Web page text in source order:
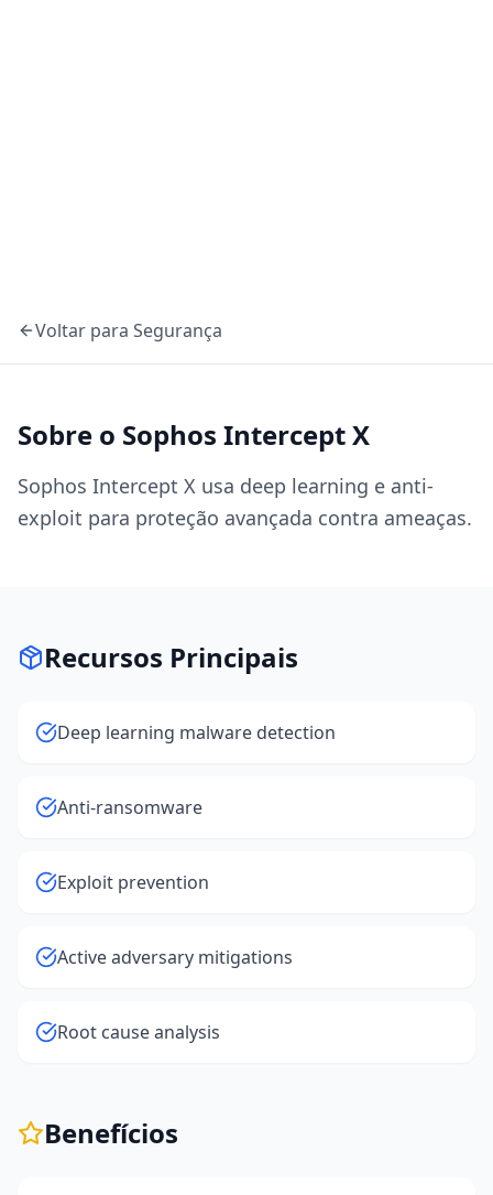
Voltar para Segurança
Sobre o Sophos Intercept X
Sophos Intercept X usa deep learning e anti-
exploit para proteção avançada contra ameaças.
Recursos Principais
Deep learning malware detection
Anti-ransomware
Exploit prevention
Active adversary mitigations
Root cause analysis
Benefícios